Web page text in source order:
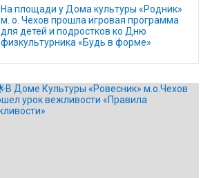
На площади у Дома культуры «Родник»
м. о. Чехов прошла игровая программа
для детей и подростков ко Дню
физкультурника «Будь в форме»